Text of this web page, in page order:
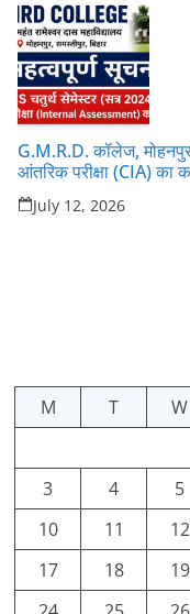
G.M.R.D. कॉलेज,
आंतरिक परीक्षा (CIA) का
July 12, 2026
M
T W
3
4 5
10
11 12
17
18 19